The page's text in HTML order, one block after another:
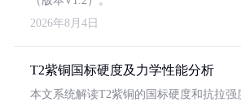
2026年8月4日
T2紫铜国标硬度及力学性能分析
本文系统解读T2紫铜的国标硬度和抗拉强